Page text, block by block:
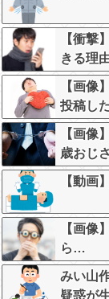
【衝撃
きる理
w w w
【画像
投稿し
w w w
【画像
歳おじ
【動画
【画像
ら…
みい山
疑惑が